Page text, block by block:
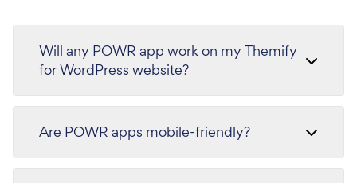
Will any POWR app work on my Themify
for WordPress website?
Are POWR apps mobile-friendly?